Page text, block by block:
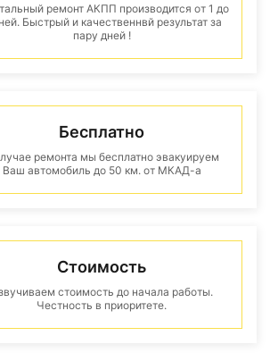
ремонт АКПП производится от 1 до
Быстрый и качественнвй результат за
пару дней !
Бесплатно
ремонта мы бесплатно эвакуируем
Ваш автомобиль до 50 км. от МКАД-а
Стоимость
стоимость до начала работы.
Честность в приоритете.